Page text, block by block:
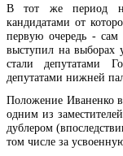
В тот же период
кандидатами от
первую очередь -
выступил на выборах
стали депутатами
депутатами нижней
Положение Иваненко
одним из
дублером
том числе за